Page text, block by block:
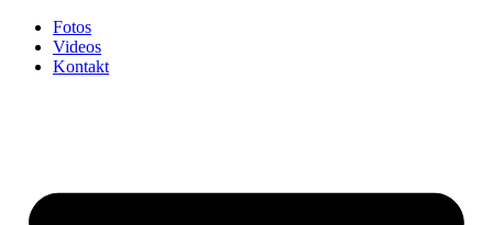
Fotos
Videos
Kontakt